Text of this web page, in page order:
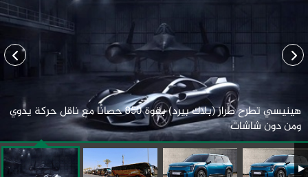
هينيسي تطرح طراز (بلاك بيرد) بقوة 850 حصانًا مع ناقل حركة يدوي
ومن دون شاشات